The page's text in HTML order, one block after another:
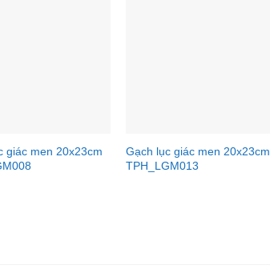
giác men 20x23cm
Gạch lục giác men 20x23cm
TPH_LGM013